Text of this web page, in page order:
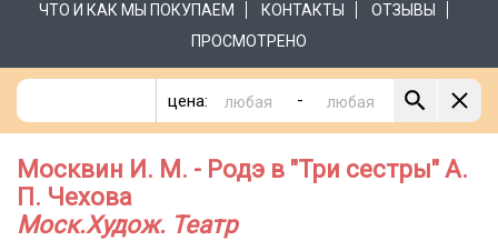
ЧТО И КАК МЫ ПОКУПАЕМ
КОНТАКТЫ
ОТЗЫВЫ
ПРОСМОТРЕНО
цена: -
Москвин И. М. - Родэ в "Три сестры" А.
П. Чехова
Моск.Худож. Театр